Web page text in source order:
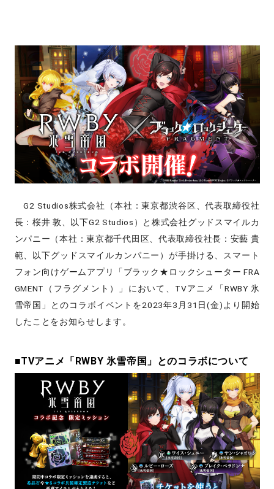
G2 Studios株式会社（本社：東京都渋谷区、代表取締役社
長：桜井 敦、以下G2 Studios）と株式会社グッドスマイルカ
ンパニー（本社：東京都千代田区、代表取締役社長：安藝 貴
範、以下グッドスマイルカンパニー）が手掛ける、スマート
フォン向けゲームアプリ「ブラック★ロックシューター FRA
GMENT（フラグメント）」において、TVアニメ「RWBY 氷
雪帝国」とのコラボイベントを2023年3月31日(金)より開始
したことをお知らせします。
■TVアニメ「RWBY 氷雪帝国」とのコラボについて